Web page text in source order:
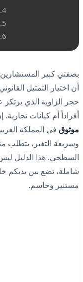
بصفتي كبير المستشارين
أن اختيار التمثيل
حجر الزاوية الذي
أفراداً أم كيانات
موثوق في المملكة
وسريعة التغير، يتطلب
السطحي. هذا الدليل
شاملة، تضع بين يديكم
مستنير وحاسم.